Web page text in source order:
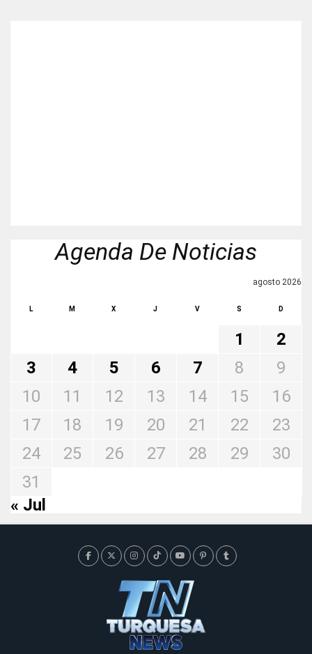
Agenda De Noticias
agosto 2026
L M X J V S D
1
2
3
4 5 6 7 8
9
10
11 12 13 14 15
16
17
18 19 20 21 22
23
24
25 26 27 28 29
30
31
« Jul